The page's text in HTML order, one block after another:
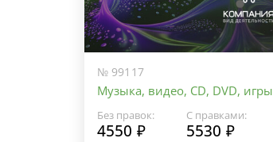
№ 99117
Музыка, видео, CD, DVD, игры
Без правок:
4550 ₽
С правками:
5530 ₽